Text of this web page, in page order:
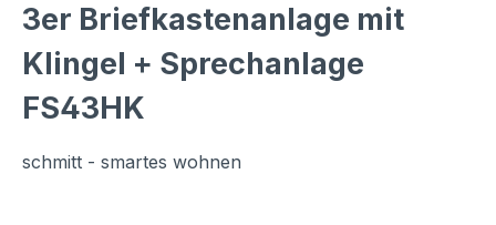
3er Briefkastenanlage mit
Klingel + Sprechanlage
FS43HK
schmitt - smartes wohnen